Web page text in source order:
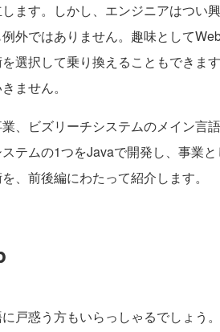
ます。しかし、エンジニアはつい
外ではありません。趣味として
選択して乗り換えることもできま
ません。
、ビズリーチシステムのメイン言
テムの1つをJavaで開発し、事業
、前後編にわたって紹介します。
戸惑う方もいらっしゃるでしょう